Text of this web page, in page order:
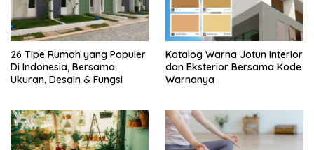
26 Tipe Rumah yang Populer
Di Indonesia, Bersama
Ukuran, Desain & Fungsi
Katalog Warna Jotun Interior
dan Eksterior Bersama Kode
Warnanya